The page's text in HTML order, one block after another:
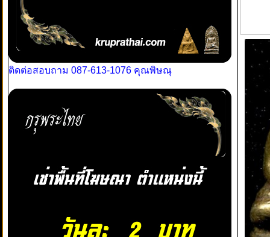
ติดต่อสอบถาม 087-613-1076 คุณพิษณุ